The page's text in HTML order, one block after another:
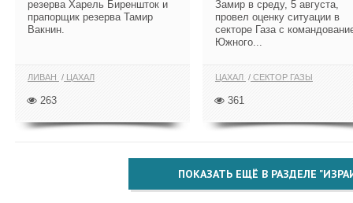
резерва Харель Биреншток и
прапорщик резерва Тамир
Вакнин.
ЛИВАН ЦАХАЛ
263
Замир в среду, 5 августа,
провел оценку ситуации в
секторе Газа с
Южного...
ЦАХАЛ СЕКТОР ГАЗЫ
361
ПОКАЗАТЬ ЕЩЁ В РАЗДЕЛЕ